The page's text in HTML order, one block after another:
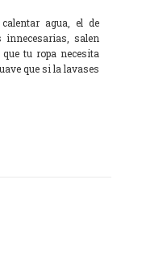
agua, el de
innecesarias, salen
tu ropa necesita
que si la lavases